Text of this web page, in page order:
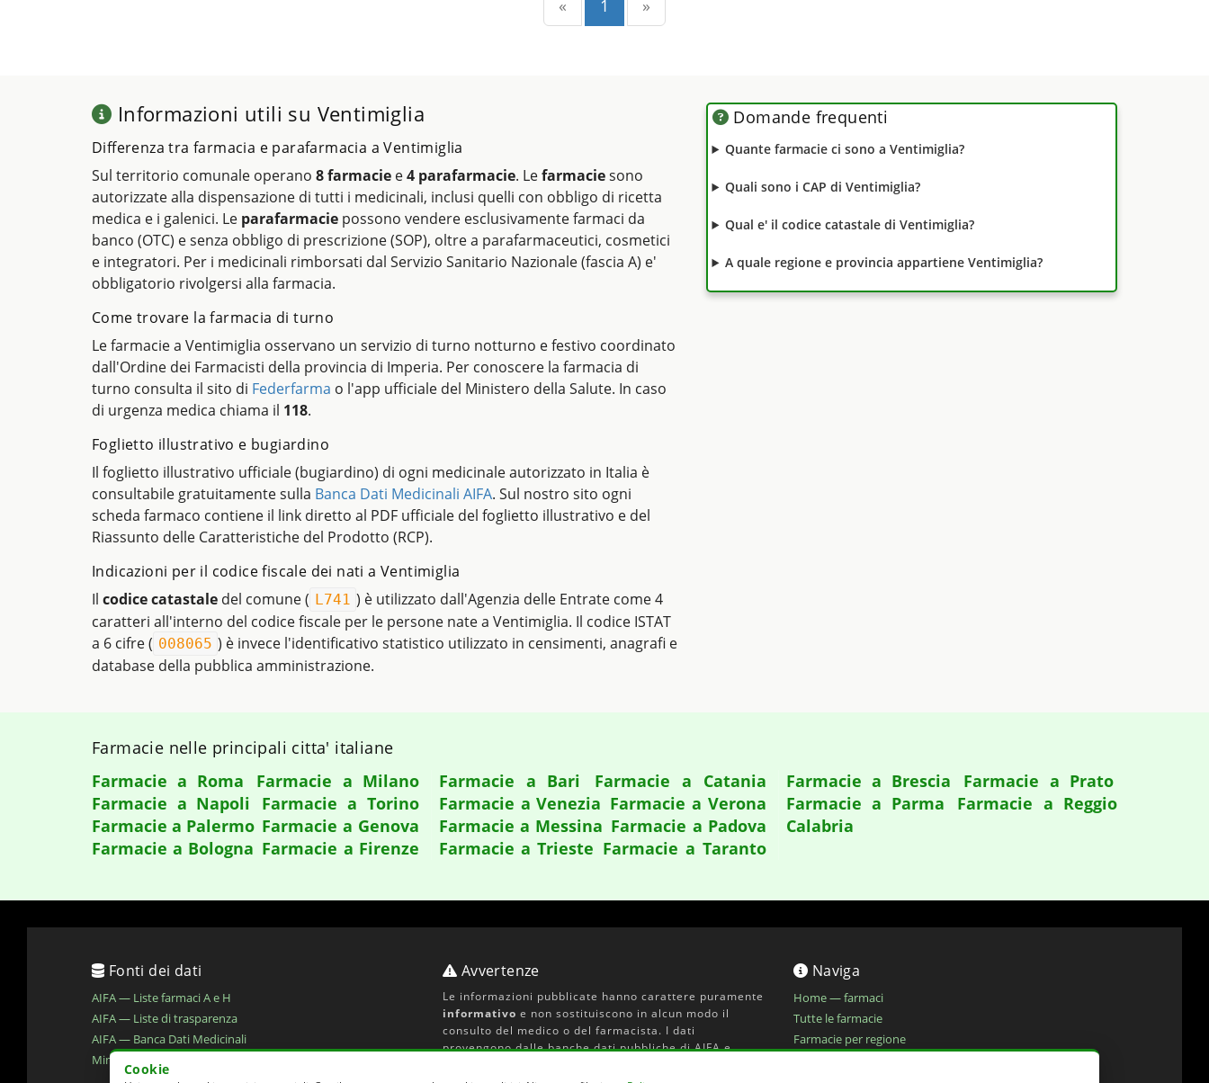
« Precedente
1 (current)
»
Informazioni utili su Ventimiglia
Differenza tra farmacia e parafarmacia a Ventimiglia
Sul territorio comunale operano 8 farmacie e4 parafarmacie. Lefarmaciesono
autorizzate alla dispensazione di tutti i medicinali, inclusi quelli con obbligo di ricetta
medica e i galenici. Le parafarmacie possono vendere esclusivamente farmaci da
banco (OTC) e senza obbligo di prescrizione (SOP), oltre a parafarmaceutici, cosmetici
e integratori. Per i medicinali rimborsati dal Servizio Sanitario Nazionale (fascia A) e'
obbligatorio rivolgersi alla farmacia.
Come trovare la farmacia di turno
Le farmacie a Ventimiglia osservano un servizio di turno notturno e festivo coordinato
dall'Ordine dei Farmacisti della provincia di Imperia. Per conoscere la farmacia di
turno consulta il sito di Federfarma o l'app ufficiale del Ministero della Salute. In caso
di urgenza medica chiama il 118.
Foglietto illustrativo e bugiardino
Il foglietto illustrativo ufficiale (bugiardino) di ogni medicinale autorizzato in Italia è
consultabile gratuitamente sulla Banca Dati Medicinali AIFA. Sul nostro sito ogni
scheda farmaco contiene il link diretto al PDF ufficiale del foglietto illustrativo e del
Riassunto delle Caratteristiche del Prodotto (RCP).
Indicazioni per il codice fiscale dei nati a Ventimiglia
Il codice catastale del comune ( L741 ) è utilizzato dall'Agenzia delle Entrate come 4
caratteri all'interno del codice fiscale per le persone nate a Ventimiglia. Il codice ISTAT
a 6 cifre ( 008065 ) è invece l'identificativo statistico utilizzato in censimenti, anagrafi e
database della pubblica amministrazione.
Domande frequenti
Quante farmacie ci sono a Ventimiglia?
Quali sono i CAP di Ventimiglia?
Qual e' il codice catastale di Ventimiglia?
A quale regione e provincia appartiene Ventimiglia?
Farmacie nelle principali citta' italiane
Farmacie a Roma
Farmacie a Milano
Farmacie a Napoli
Farmacie a Torino
Farmacie a Palermo Farmacie a Genova
Farmacie a Bologna Farmacie a Firenze
Farmacie a Bari
Farmacie a Catania
Farmacie a Venezia Farmacie a Verona
Farmacie a Messina Farmacie a Padova
Farmacie a Trieste Farmacie a Taranto
Farmacie a Brescia
Farmacie a Prato
Farmacie a Parma
Farmacie a Reggio
Calabria
Fonti dei dati
AIFA — Liste farmaci A e H
AIFA — Liste di trasparenza
AIFA — Banca Dati Medicinali
Ministero della Salute — Open Data
Avvertenze
Le informazioni pubblicate hanno carattere puramente
informativo e non sostituiscono in alcun modo il
consulto del medico o del farmacista. I dati
provengono dalle banche dati pubbliche di AIFA e
Naviga
Home — farmaci
Tutte le farmacie
Farmacie per regione
Cookie